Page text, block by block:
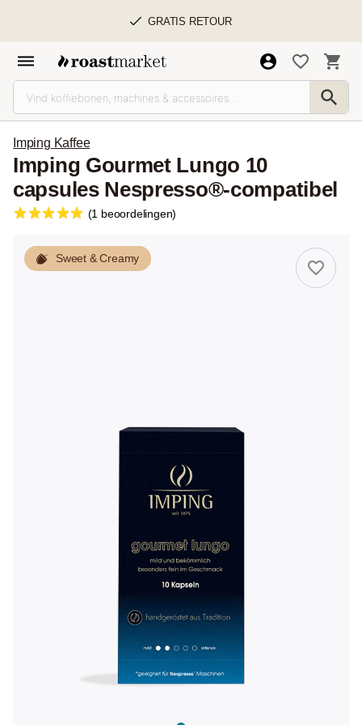
GRATIS RETOUR
Imping Kaffee
Imping Gourmet Lungo 10
capsules Nespresso®-compatibel
(1 beoordelingen)
Sweet & Creamy